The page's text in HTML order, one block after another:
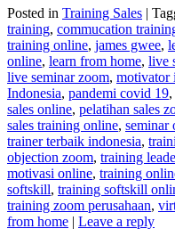
Posted in Training Sales |
training, commucation
training online, james gwee,
online, learn from home, live
live seminar zoom, motivator
Indonesia, pandemi covid 19,
sales online, pelatihan sales
sales training online, seminar
trainer terbaik indonesia,
objection zoom, training
motivasi online, training
softskill, training softskill
training zoom perusahaan,
from home | Leave a reply